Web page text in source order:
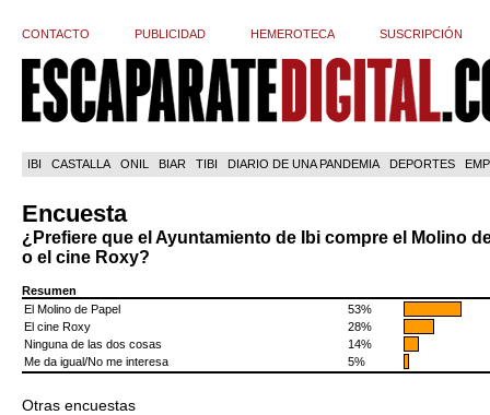
CONTACTO PUBLICIDAD HEMEROTECA SUSCRIPCIÓN
IBI CASTALLA ONIL BIAR TIBI DIARIO DE UNA PANDEMIA DEPORTES
Encuesta
¿Prefiere que el Ayuntamiento de Ibi compre el Molino
o el cine Roxy?
Resumen
El Molino de Papel
53%
El cine Roxy
28%
Ninguna de las dos cosas
14%
Me da igual/No me interesa
5%
Otras encuestas